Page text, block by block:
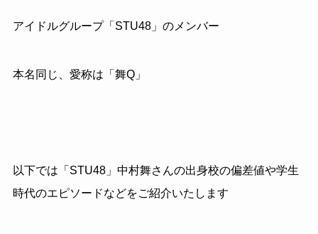
アイドルグループ「STU48」のメンバー
本名同じ、愛称は「舞Q」
以下では「STU48」中村舞さんの出身校の偏差値や学生
時代のエピソードなどをご紹介いたします